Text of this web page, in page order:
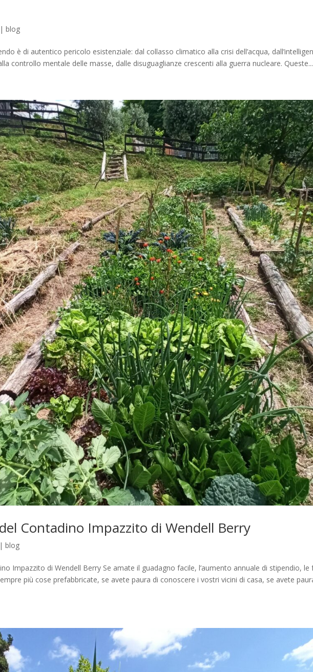
|blog
è di autentico pericolo esistenziale: dal collasso climatico alla crisi dell’acqua,
controllo mentale delle masse, dalle disuguaglianze crescenti alla guerra nucleare. Queste...
Contadino Impazzito di Wendell Berry
|blog
Impazzito di Wendell Berry Se amate il guadagno facile, l’aumento annuale di stipendio, le
più cose prefabbricate, se avete paura di conoscere i vostri vicini di casa, se avete